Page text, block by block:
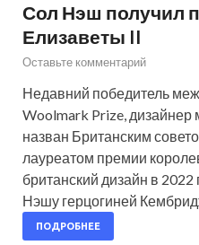
Сол Нэш получил
Елизаветы II
Оставьте комментарий
Недавний победитель
Woolmark Prize,
назван Британским
лауреатом премии
британский дизайн в
Нэшу герцогиней
ПОДРОБНЕЕ